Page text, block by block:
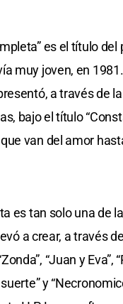
es el título
muy joven, en
a través de
bajo el título
van del amor
es tan solo una de
a crear, a través
“Juan y Eva”,
suerte” y